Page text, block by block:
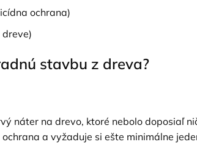
ochrana)
stavbu z dreva?
náter na drevo, ktoré nebolo doposiaľ
a vyžaduje si ešte minimálne